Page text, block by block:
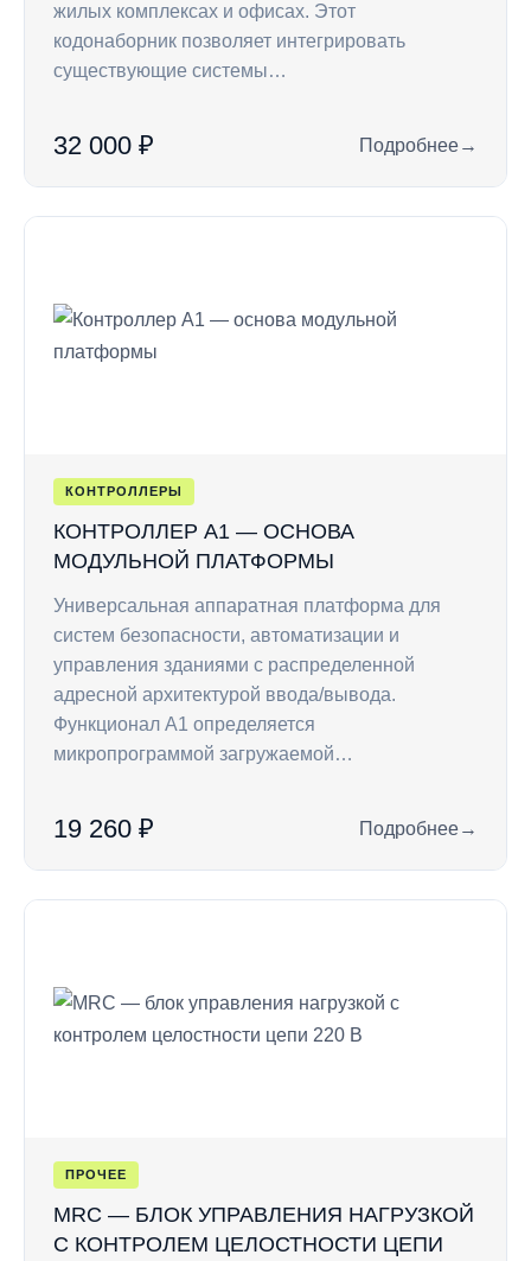
жилых комплексах и офисах. Этот
кодонаборник позволяет интегрировать
существующие системы…
32 000 ₽ Подробнее
: RC7 —
→
КОНТРОЛЛЕРЫ
КОНТРОЛЛЕР A1 — ОСНОВА
МОДУЛЬНОЙ ПЛАТФОРМЫ
Универсальная аппаратная платформа для
систем безопасности, автоматизации и
управления зданиями с распределенной
адресной архитектурой ввода/вывода.
Функционал А1 определяется
микропрограммой загружаемой…
19 260 ₽ Подробнее
: Контроллер A1
→
ПРОЧЕЕ
MRC — БЛОК УПРАВЛЕНИЯ НАГРУЗКОЙ
С КОНТРОЛЕМ ЦЕЛОСТНОСТИ ЦЕПИ